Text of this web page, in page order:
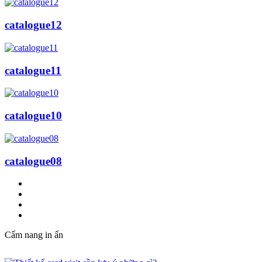
catalogue12
catalogue11
catalogue10
catalogue08
Cẩm nang in ấn